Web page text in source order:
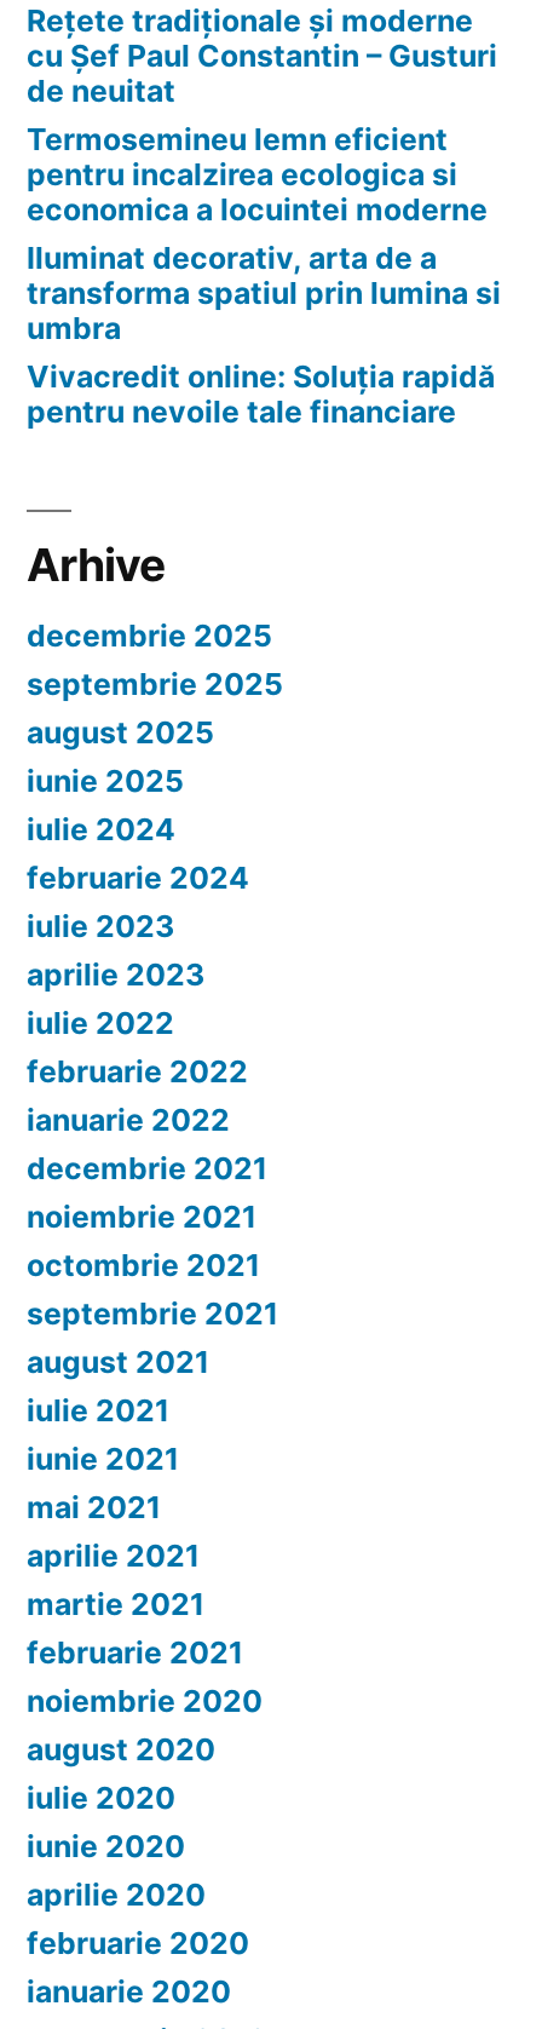
Rețete tradiționale și moderne
cu Șef Paul Constantin – Gusturi
de neuitat
Termosemineu lemn eficient
pentru incalzirea ecologica si
economica a locuintei moderne
Iluminat decorativ, arta de a
transforma spatiul prin lumina si
umbra
Vivacredit online: Soluția rapidă
pentru nevoile tale financiare
Arhive
decembrie 2025
septembrie 2025
august 2025
iunie 2025
iulie 2024
februarie 2024
iulie 2023
aprilie 2023
iulie 2022
februarie 2022
ianuarie 2022
decembrie 2021
noiembrie 2021
octombrie 2021
septembrie 2021
august 2021
iulie 2021
iunie 2021
mai 2021
aprilie 2021
martie 2021
februarie 2021
noiembrie 2020
august 2020
iulie 2020
iunie 2020
aprilie 2020
februarie 2020
ianuarie 2020